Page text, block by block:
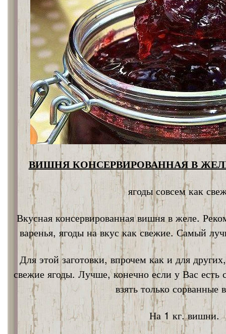
ВИШНЯ КОНСЕРВИРОВАННАЯ В
ягоды совсем как
Вкусная консервированная вишня в желе.
варенья, ягоды на вкус как свежие. Самый
Для этой заготовки, впрочем как и для
свежие ягоды. Лучше, конечно если у Вас
взять только сорванные
На 1 кг. вишни.